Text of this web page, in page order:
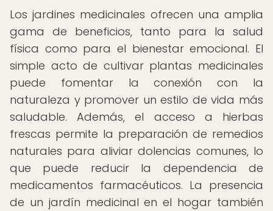
Los jardines medicinales ofrecen una amplia
gama de beneficios, tanto para la salud
física como para el bienestar emocional. El
simple acto de cultivar plantas medicinales
puede fomentar la conexión con la
naturaleza y promover un estilo de vida más
saludable. Además, el acceso a hierbas
frescas permite la preparación de remedios
naturales para aliviar dolencias comunes, lo
que puede reducir la dependencia de
medicamentos farmacéuticos. La presencia
de un jardín medicinal en el hogar también